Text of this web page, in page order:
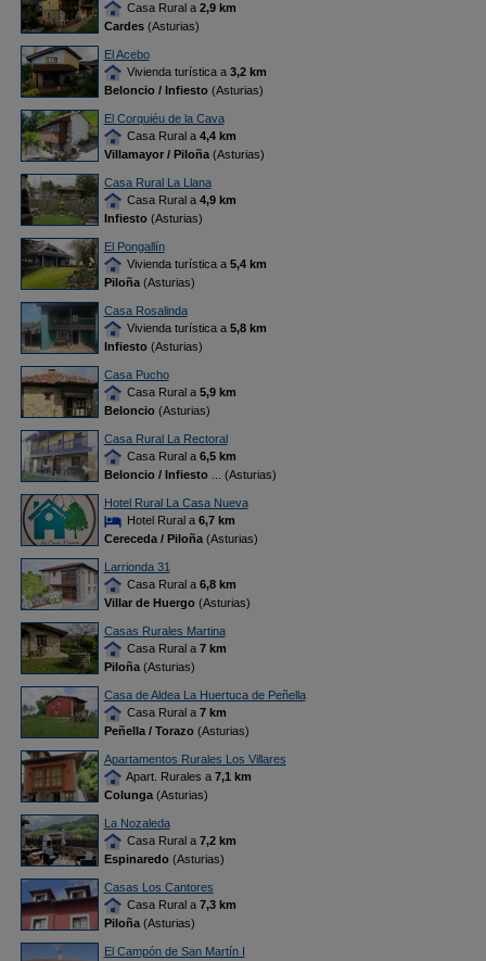
Casa Rural a 2,9 km
Cardes(Asturias)
El Acebo
Vivienda turística a 3,2 km
Beloncio / Infiesto(Asturias)
El Corquiéu de la Cava
Casa Rural a 4,4 km
Villamayor / Piloña(Asturias)
Casa Rural La Llana
Casa Rural a 4,9 km
Infiesto(Asturias)
El Pongallín
Vivienda turística a 5,4 km
Piloña(Asturias)
Casa Rosalinda
Vivienda turística a 5,8 km
Infiesto(Asturias)
Casa Pucho
Casa Rural a 5,9 km
Beloncio(Asturias)
Casa Rural La Rectoral
Casa Rural a 6,5 km
Beloncio / Infiesto
... (Asturias)
Hotel Rural La Casa Nueva
Hotel Rural a 6,7 km
Cereceda / Piloña(Asturias)
Larrionda 31
Casa Rural a 6,8 km
Villar de Huergo(Asturias)
Casas Rurales Martina
Casa Rural a 7 km
Piloña(Asturias)
Casa de Aldea La Huertuca de Peñella
Casa Rural a 7 km
Peñella / Torazo(Asturias)
Apartamentos Rurales Los Villares
Apart. Rurales a 7,1 km
Colunga(Asturias)
La Nozaleda
Casa Rural a 7,2 km
Espinaredo(Asturias)
Casas Los Cantores
Casa Rural a 7,3 km
Piloña(Asturias)
El Campón de San Martín I